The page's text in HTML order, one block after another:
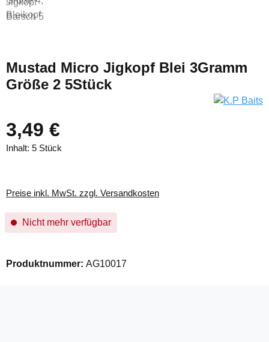
Mustad Micro Jigkopf Blei 3Gramm
Größe 2 5Stück
3,49 €
Inhalt: 5 Stück
Preise inkl. MwSt. zzgl. Versandkosten
Nicht mehr verfügbar
Produktnummer: AG10017